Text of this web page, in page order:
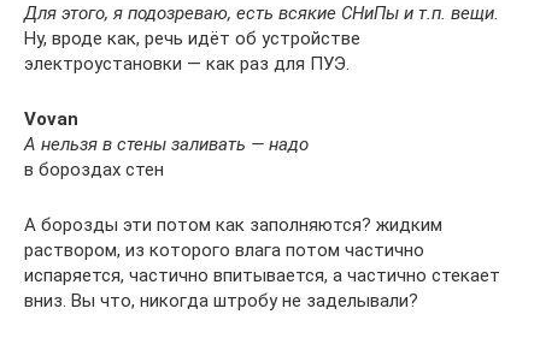
Для этого, я подозреваю, есть всякие СНиПы и т.п. вещи.
Ну, вроде как, речь идёт об устройстве
электроустановки — как раз для ПУЭ.
Vovan
А нельзя в стены заливать — надо
в бороздах стен
А борозды эти потом как заполняются? жидким
раствором, из которого влага потом частично
испаряется, частично впитывается, а частично стекает
вниз. Вы что, никогда штробу не заделывали?